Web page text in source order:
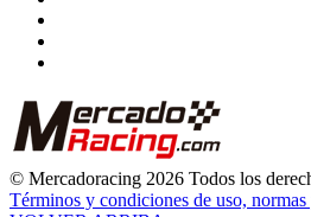
© Mercadoracing 2026 Todos los
Términos y condiciones de uso, normas
VOLVER ARRIBA